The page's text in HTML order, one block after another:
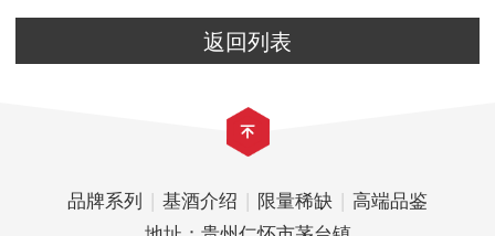
返回列表
品牌系列 | 基酒介绍 | 限量稀缺 | 高端品鉴